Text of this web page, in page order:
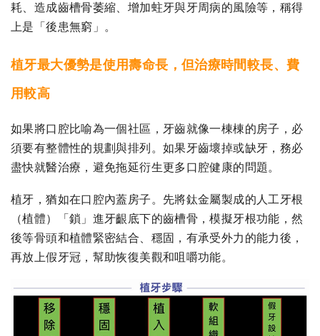
耗、造成齒槽骨萎縮、增加蛀牙與牙周病的風險等，稱得
上是「後患無窮」。
植牙最大優勢是使用壽命長，但治療時間較長、費
用較高
如果將口腔比喻為一個社區，牙齒就像一棟棟的房子，必
須要有整體性的規劃與排列。如果牙齒壞掉或缺牙，務必
盡快就醫治療，避免拖延衍生更多口腔健康的問題。
植牙，猶如在口腔內蓋房子。先將鈦金屬製成的人工牙根
（植體）「鎖」進牙齦底下的齒槽骨，模擬牙根功能，然
後等骨頭和植體緊密結合、穩固，有承受外力的能力後，
再放上假牙冠，幫助恢復美觀和咀嚼功能。